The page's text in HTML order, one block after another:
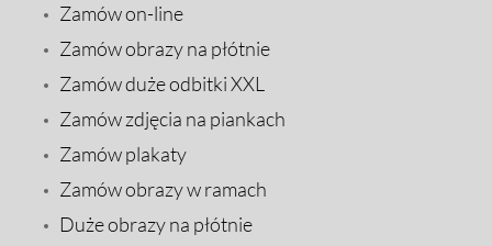
Zamów on-line
Zamów obrazy na płótnie
Zamów duże odbitki XXL
Zamów zdjęcia na piankach
Zamów plakaty
Zamów obrazy w ramach
Duże obrazy na płótnie